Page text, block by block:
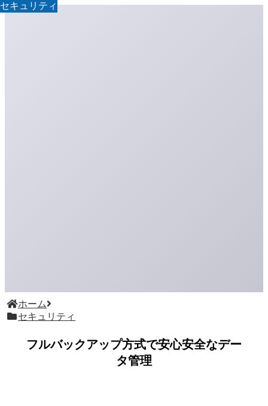
ホーム
セキュリティ
フルバックアップ方式で安心安全なデー
タ管理
セキュリティ
セキュリティ
セキュリティ
セキュリティ
セキュリティ
セキュリティ
セキュリティ
セキュリティ
セキュリティ